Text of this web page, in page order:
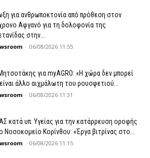
για ανθρωποκτονία από πρόθεση στον
Αφγανό για τη δολοφονία της
στην...
- 06/08/2026 11:55
για myAGRO: «Η χώρα δεν μπορεί
άλλο αιχμάλωτη του ρουσφετιού...
- 06/08/2026 11:31
κατά υπ. Υγείας για την κατάρρευση οροφής
Νοσοκομείο Κορίνθου: «Έργα βιτρίνας στο...
- 06/08/2026 11:15